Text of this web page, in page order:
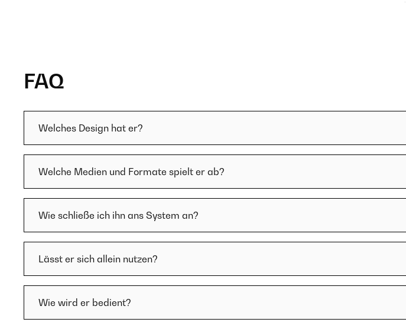
FAQ
Welches Design hat er?
Welche Medien und Formate spielt er ab?
Wie schließe ich ihn ans System an?
Lässt er sich allein nutzen?
Wie wird er bedient?